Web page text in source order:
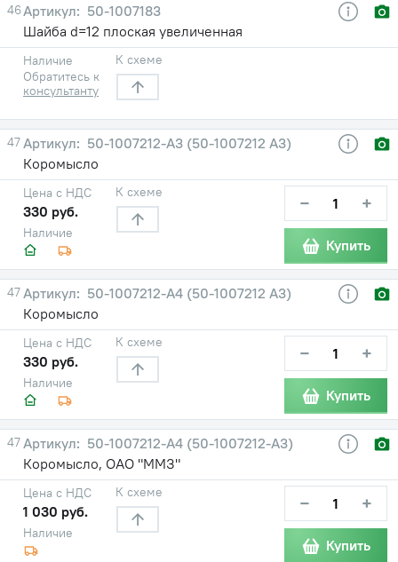
46
50-1007183
Шайба d=12 плоская увеличенная
Наличие
Обратитесь к
консультанту
К схеме
47
50-1007212-А3 (50-1007212 А3)
Коромысло
Наличие
Цена с НДС
330 руб.
К схеме − +
Купить
47
50-1007212-А4 (50-1007212 А3)
Коромысло
Наличие
Цена с НДС
330 руб.
К схеме − +
Купить
47
50-1007212-А4 (50-1007212-А3)
Коромысло, ОАО "ММЗ"
Наличие
Цена с НДС
1 030 руб.
К схеме − +
Купить